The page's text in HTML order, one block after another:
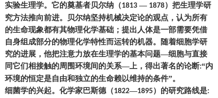
实验生理学。它的奠基者贝尔纳 （1813 — 1878） 把生理学研
究方法推向前进。贝尔纳坚持机械决定论的观点 ， 认为所有
的生命现象都有其物理化学基础 ； 提出人体是一部需要凭借
自身组成部分的物理化学特性而运转的机器。随着细胞学研
究的进展 ， 他把注意力放在生理学的基本问题—细胞与直接
同它们相接触的周围环境间的关系—上 ， 得出著名的论断:“内
环境的恒定是自由和独立的生命赖以维持的条件”。
细菌学的兴起。化学家巴斯德 （1822—1895） 的研究路线是: